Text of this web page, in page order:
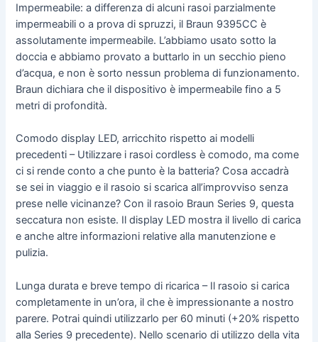
Impermeabile: a differenza di alcuni rasoi parzialmente
impermeabili o a prova di spruzzi, il Braun 9395CC è
assolutamente impermeabile. L’abbiamo usato sotto la
doccia e abbiamo provato a buttarlo in un secchio pieno
d’acqua, e non è sorto nessun problema di funzionamento.
Braun dichiara che il dispositivo è impermeabile fino a 5
metri di profondità.
Comodo display LED, arricchito rispetto ai modelli
precedenti – Utilizzare i rasoi cordless è comodo, ma come
ci si rende conto a che punto è la batteria? Cosa accadrà
se sei in viaggio e il rasoio si scarica all’improvviso senza
prese nelle vicinanze? Con il rasoio Braun Series 9, questa
seccatura non esiste. Il display LED mostra il livello di carica
e anche altre informazioni relative alla manutenzione e
pulizia.
Lunga durata e breve tempo di ricarica – Il rasoio si carica
completamente in un’ora, il che è impressionante a nostro
parere. Potrai quindi utilizzarlo per 60 minuti (+20% rispetto
alla Series 9 precedente). Nello scenario di utilizzo della vita